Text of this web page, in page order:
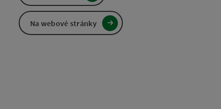
Na webové stránky